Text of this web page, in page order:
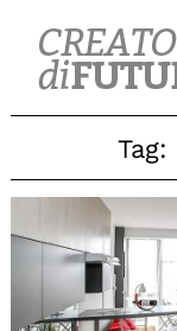
content
Tag: